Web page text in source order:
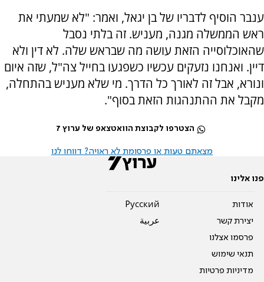
ענבר הוסיף לדבריו של בן יגאל, ואמר: "לא שמעתי את
ראש הממשלה מגנה, מעניש. זה בלתי נסבל
שהאוכלוסייה הזאת עושה מה שבראש שלה. לא דין ולא
דיין. ואנחנו נזעקים עכשיו כשפגעו בחייל צה"ל, שזה איום
ונורא, אבל זה לאורך כל הדרך. מי שלא מעניש בהתחלה,
מקבל את ההתנהגות הזאת בסוף".
הצטרפו לקבוצת הוואטצאפ של ערוץ 7
מצאתם טעות או פרסומת לא ראויה? דווחו לנו
פנו אלינו
אודות
יצירת קשר
פרסמו אצלנו
תנאי שימוש
מדיניות פרטיות
Pусский
عربية